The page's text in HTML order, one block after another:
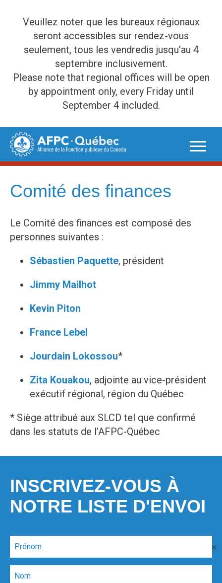
Veuillez noter que les bureaux régionaux
seront accessibles sur rendez-vous
seulement, tous les vendredis jusqu'au 4
septembre inclusivement.
Please note that regional offices will be open
by appointment only, every Friday until
September 4 included.
✕
Skip
content
Comité des finances
Le Comité des finances est composé des
personnes suivantes :
Sébastien Paquette, président
Jimmy Mailhot
Kevin Piton
France Lebel
Jourdain Lokossou*
Zita Kouakou, adjointe au vice-président
exécutif régional, région du Québec
* Siège attribué aux SLCD tel que confirmé
dans les statuts de l’AFPC-Québec
INSCRIVEZ-VOUS À
NOTRE LISTE D'ENVOI